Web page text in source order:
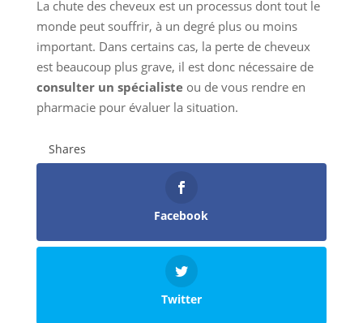
La chute des cheveux est un processus dont tout le
monde peut souffrir, à un degré plus ou moins
important. Dans certains cas, la perte de cheveux
est beaucoup plus grave, il est donc nécessaire de
consulter un spécialisteou de vous rendre en
pharmacie pour évaluer la situation.
Shares
Facebook
Twitter